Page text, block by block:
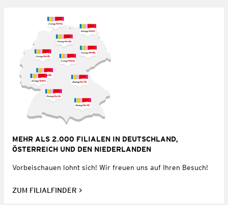
MEHR ALS 2.000 FILIALEN IN DEUTSCHLAND,
ÖSTERREICH UND DEN NIEDERLANDEN
Vorbeischauen lohnt sich! Wir freuen uns auf Ihren Besuch!
ZUM FILIALFINDER